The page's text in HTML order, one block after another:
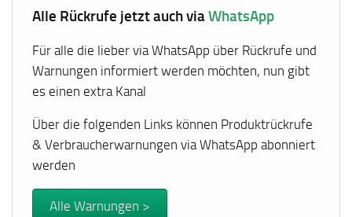
Alle Rückrufe jetzt auch viaWhatsApp
Für alle die lieber via WhatsApp über Rückrufe und
Warnungen informiert werden möchten, nun gibt
es einen extra Kanal
Über die folgenden Links können Produktrückrufe
& Verbraucherwarnungen via WhatsApp abonniert
werden
Alle Warnungen >